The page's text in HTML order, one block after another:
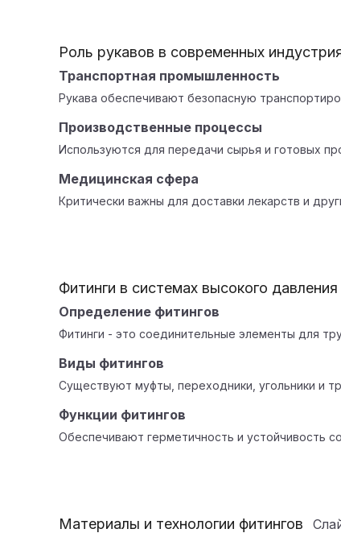
Роль рукавов в современных
Транспортная промышленность
Рукава обеспечивают безопасную
Производственные процессы
Используются для передачи сырья и готовых
Медицинская сфера
Критически важны для доставки лекарств и
Фитинги в системах высокого давления
Определение фитингов
Фитинги - это соединительные элементы для
Виды фитингов
Существуют муфты, переходники, угольники и
Функции фитингов
Обеспечивают герметичность и устойчивость
Материалы и технологии фитингов